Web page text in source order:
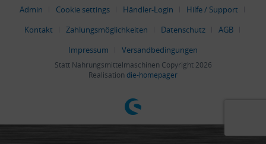
Admin Cookie settings Händler-Login
Hilfe / Support
Kontakt
Zahlungsmöglichkeiten Datenschutz
AGB
Impressum
Versandbedingungen
Statt Nahrungsmittelmaschinen Copyright 2026
Realisation die-homepager